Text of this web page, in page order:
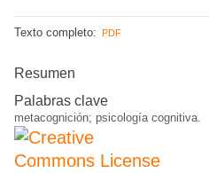
Texto completo: PDF
Resumen
Palabras clave
metacognición; psicología cognitiva.